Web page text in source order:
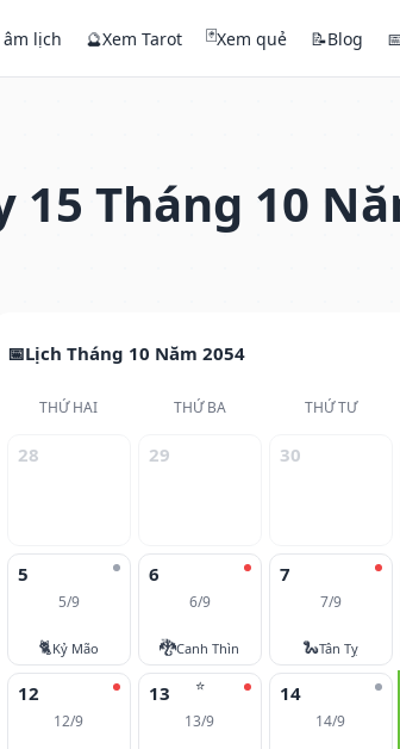
lịch 🔮Xem Tarot 🃏Xem quẻ 📝Blog
Tháng 10
Lịch Tháng 10 Năm 2054
THỨ HAI THỨ BA THỨ TƯ
28 29 30
5
5/9
🐈Kỷ Mão
6
6/9
🐉Canh Thìn
7
7/9
🐍Tân Tỵ
12
12/9
⭐
13
13/9
14
14/9